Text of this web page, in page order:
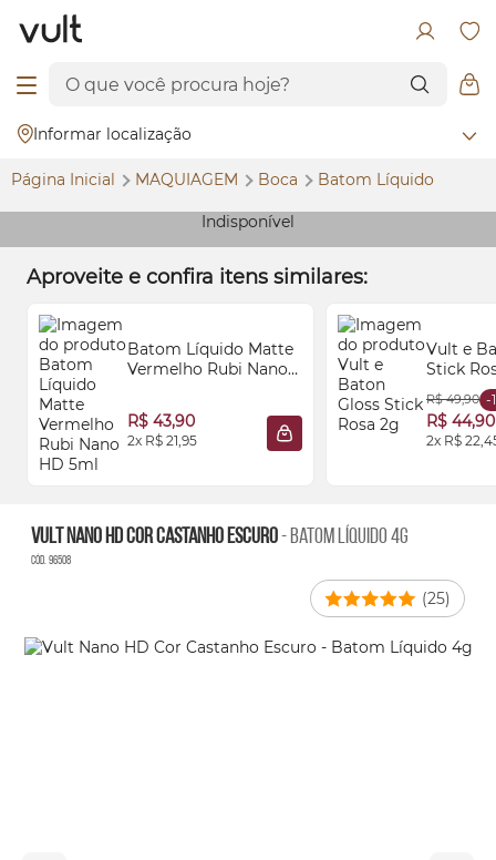
Informar localização
Página Inicial MAQUIAGEM Boca Batom Líquido
Indisponível
Aproveite e confira itens similares:
Batom Líquido Matte
Vermelho Rubi Nano
R$ 43,90
2x R$ 21,95 ADICIONAR À SACOLA
Vult e
Stick
R$ 49,90 -
R$ 44,90
2x R$
Vult Nano HD Cor Castanho Escuro- Batom Líquido 4g
Cód. 96508
(25)